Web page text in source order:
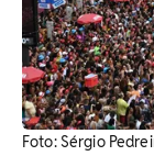
Foto: Sérgio